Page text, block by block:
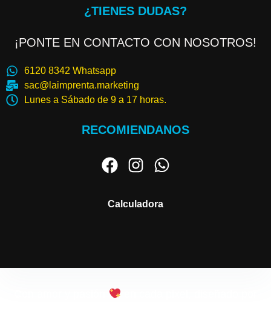
¿TIENES DUDAS?
¡PONTE EN CONTACTO CON NOSOTROS!
6120 8342 Whatsapp
sac@laimprenta.marketing
Lunes a Sábado de 9 a 17 horas.
RECOMIENDANOS
Calculadora